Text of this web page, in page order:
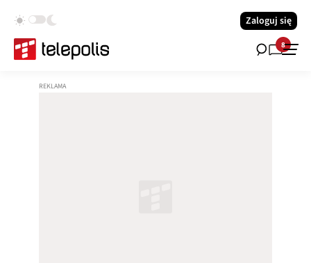
Zaloguj się
8